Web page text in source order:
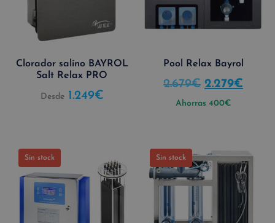
Clorador salino BAYROL
Salt Relax PRO
Desde 1.249€
Pool Relax Bayrol
2.679€ 2.279€
Ahorras 400€
Sin stock Sin stock